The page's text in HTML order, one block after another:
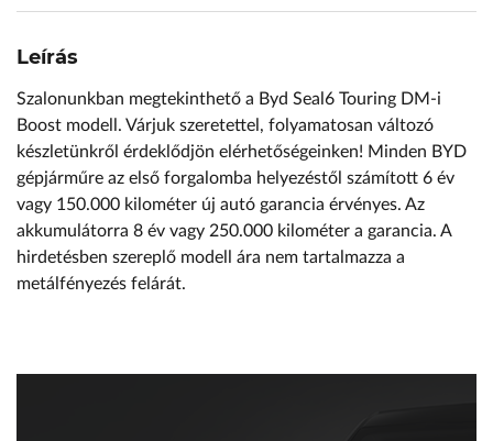
Leírás
Szalonunkban megtekinthető a Byd Seal6 Touring DM-i
Boost modell. Várjuk szeretettel, folyamatosan változó
készletünkről érdeklődjön elérhetőségeinken! Minden BYD
gépjárműre az első forgalomba helyezéstől számított 6 év
vagy 150.000 kilométer új autó garancia érvényes. Az
akkumulátorra 8 év vagy 250.000 kilométer a garancia. A
hirdetésben szereplő modell ára nem tartalmazza a
metálfényezés felárát.